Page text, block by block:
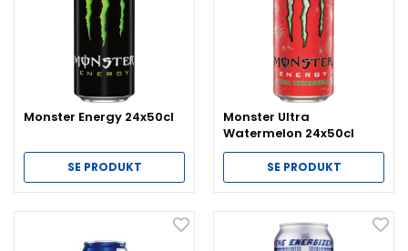
Monster Energy 24x50cl
SE PRODUKT
Monster Ultra
Watermelon 24x50cl
SE PRODUKT